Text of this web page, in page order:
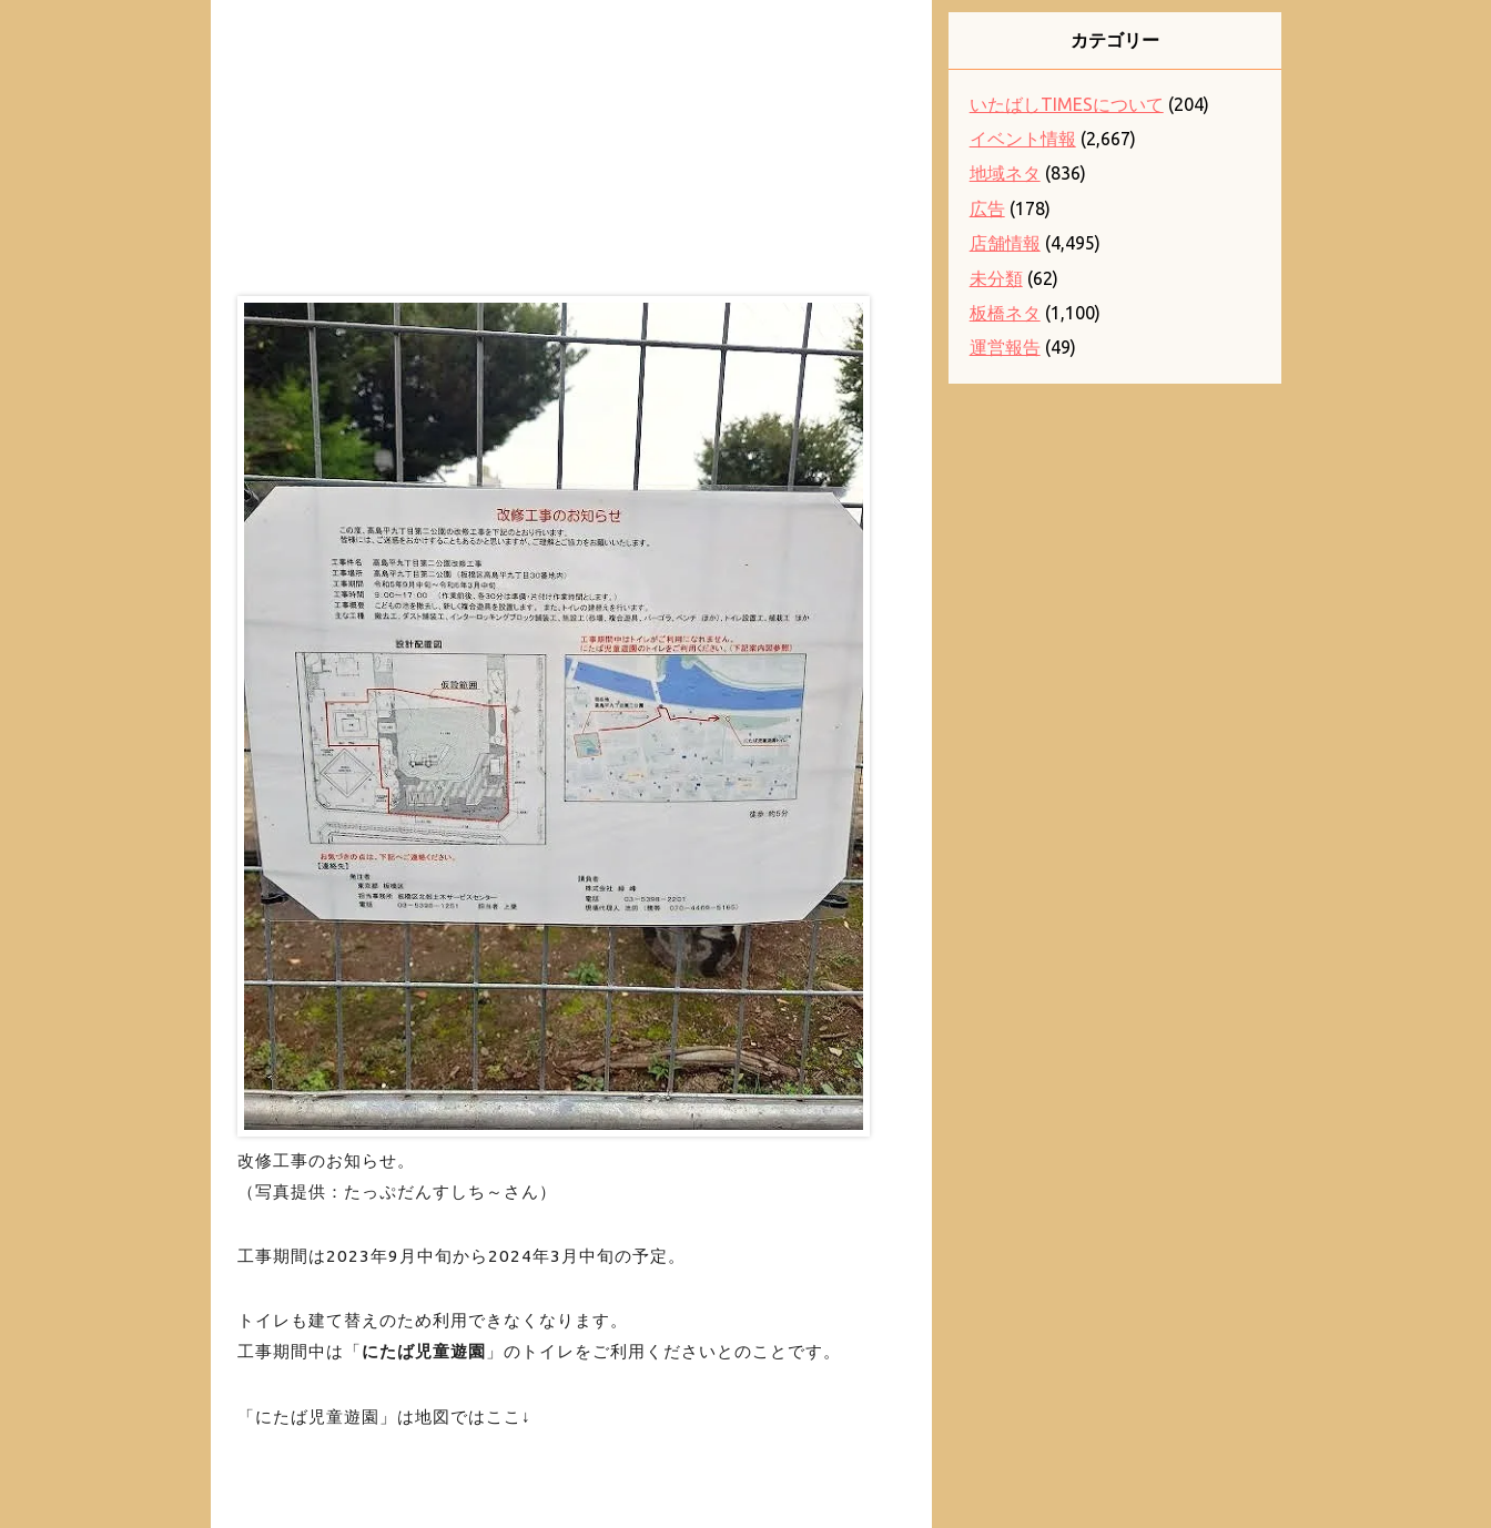
改修工事のお知らせ。
（写真提供：たっぷだんすしち～さん）
工事期間は2023年9月中旬から2024年3月中旬の予定。
トイレも建て替えのため利用できなくなります。
工事期間中は「にたば児童遊園 」のトイレをご利用くださいとのことです。
「にたば児童遊園」は地図ではここ↓
カテゴリー
いたばしTIMESについて (204)
イベント情報 (2,667)
地域ネタ (836)
広告(178)
店舗情報 (4,495)
未分類(62)
板橋ネタ (1,100)
運営報告(49)